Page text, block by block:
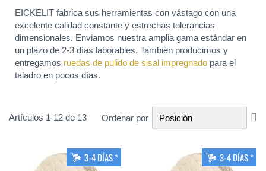
EICKELIT fabrica sus herramientas con vástago con una
excelente calidad constante y estrechas tolerancias
dimensionales. Enviamos nuestra amplia gama estándar en
un plazo de 2-3 días laborables. También producimos y
entregamos ruedas de pulido de sisal impregnado para el
taladro en pocos días.
Artículos 1-12 de 13 Ordenar por
3-4 DÍAS * 3-4 DÍAS *